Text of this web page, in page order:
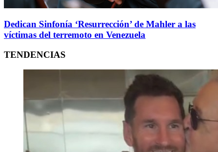
Dedican Sinfonía ‘Resurrección’ de Mahler a las
víctimas del terremoto en Venezuela
TENDENCIAS